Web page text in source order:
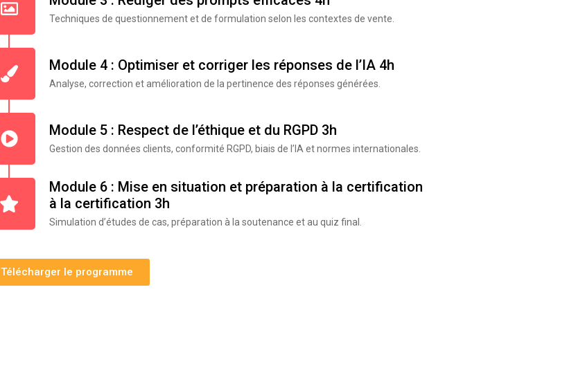
Techniques de questionnement et de formulation selon les contextes de vente.
Module 4 : Optimiser et corriger les réponses de l’IA 4h
Analyse, correction et amélioration de la pertinence des réponses générées.
Module 5 : Respect de l’éthique et du RGPD 3h
Gestion des données clients, conformité RGPD, biais de l’IA et normes internationales.
Module 6 : Mise en situation et préparation à la certification
à la certification 3h
Simulation d’études de cas, préparation à la soutenance et au quiz final.
Télécharger le programme